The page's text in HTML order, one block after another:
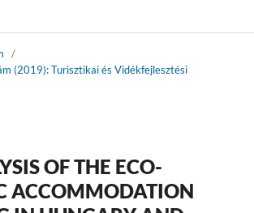
/
(2019): Turisztikai és Vidékfejlesztési
OF THE ECO-
ACCOMMODATION